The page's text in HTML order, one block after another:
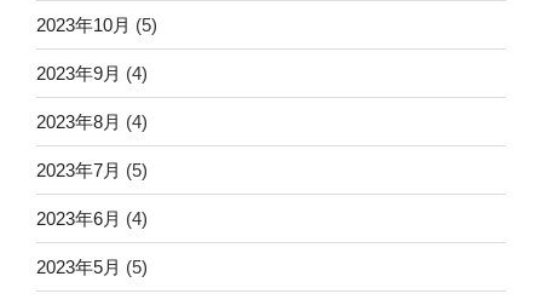
2023年10月 (5)
2023年9月 (4)
2023年8月 (4)
2023年7月 (5)
2023年6月 (4)
2023年5月 (5)